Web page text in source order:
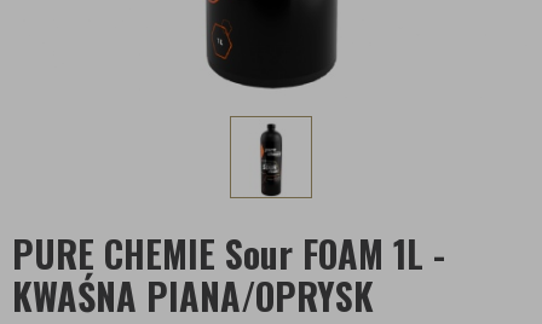
PURE CHEMIE Sour FOAM 1L -
KWAŚNA PIANA/OPRYSK